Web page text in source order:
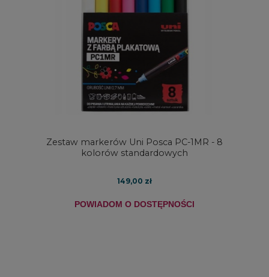
Zestaw markerów Uni Posca PC-1MR - 8
kolorów standardowych
149,00 zł
POWIADOM O DOSTĘPNOŚCI